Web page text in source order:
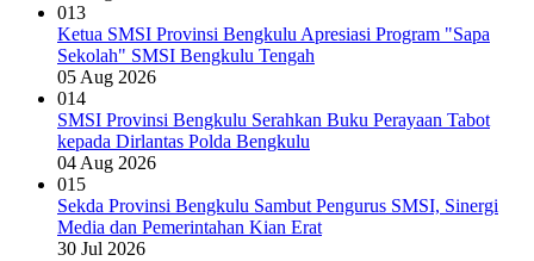
013
Ketua SMSI Provinsi Bengkulu Apresiasi Program "Sapa
Sekolah" SMSI Bengkulu Tengah
05 Aug 2026
014
SMSI Provinsi Bengkulu Serahkan Buku Perayaan Tabot
kepada Dirlantas Polda Bengkulu
04 Aug 2026
015
Sekda Provinsi Bengkulu Sambut Pengurus SMSI, Sinergi
Media dan Pemerintahan Kian Erat
30 Jul 2026